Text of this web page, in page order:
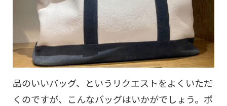
品のいいバッグ、というリクエストをよくいただ
くのですが、こんなバッグはいかがでしょう。ポ